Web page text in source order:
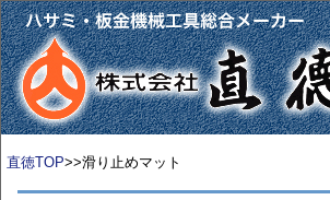
直徳TOP>>滑り止めマット